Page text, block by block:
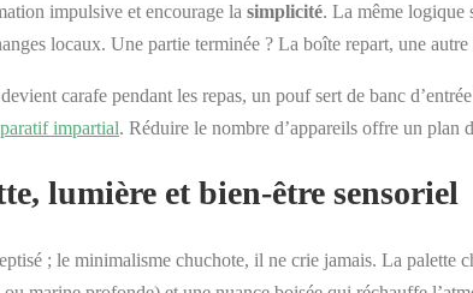
impulsive et encourage la simplicité. La même logique
locaux. Une partie terminée ? La boîte repart, une
carafe pendant les repas, un pouf sert de banc
impartial. Réduire le nombre d’appareils offre un plan
lumière et bien-être sensoriel
; le minimalisme chuchote, il ne crie jamais. La